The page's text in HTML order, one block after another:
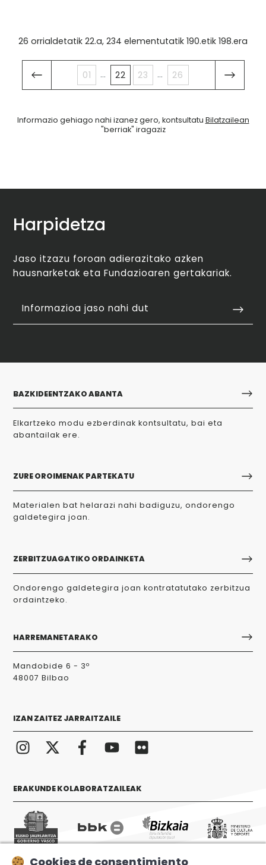
26 orrialdetatik 22.a, 234 elementutatik 190.etik 198.era
01 ... 22 23 ... 26
Informazio gehiago nahi izanez gero, kontsultatu Bilatzailean
"berriak" iragaziz
Harpidetza
Jaso itzazu foroan adierazitako azken
hausnarketak eta Fundazioaren gertakariak.
Informazioa jaso nahi dut
BAZKIDEENTZAKO ABANTA
Elkartzeko modu ezberdinak kontsultatu, bai eta
abantailak ere.
ZURE OROIMENAK PARTEKATU
Materialen bat helarazi nahi badiguzu, ondorengo
galdetegira joan.
ZERBITZUAGATIKO ORDAINKETA
Ondorengo galdetegira joan kontratatutako zerbitzua
ordaintzeko.
HARREMANETARAKO
Mandobide 6 - 3º
48007 Bilbao
IZAN ZAITEZ JARRAITZAILE
ERAKUNDE KOLABORATZAILEAK
Cookies de consentimiento